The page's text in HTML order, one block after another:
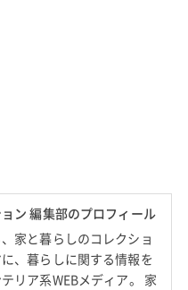
ン 編集部のプロフィール
、家と暮らしのコレクショ
、暮らしに関する情報を
リア系WEBメディア。 家